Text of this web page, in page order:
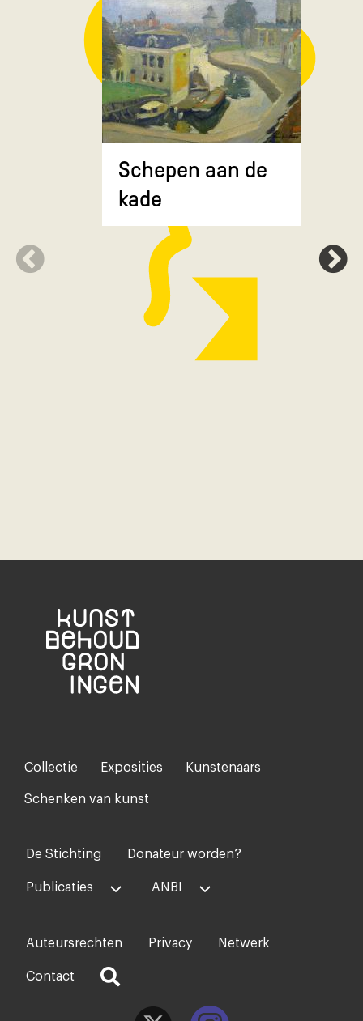
Schepen aan de
kade
Footer-
menu
Collectie Exposities Kunstenaars
Schenken van kunst
Voet
midden
De Stichting Donateur worden?
Publicaties ANBI
Voet
rechts
Auteursrechten Privacy Netwerk
Contact